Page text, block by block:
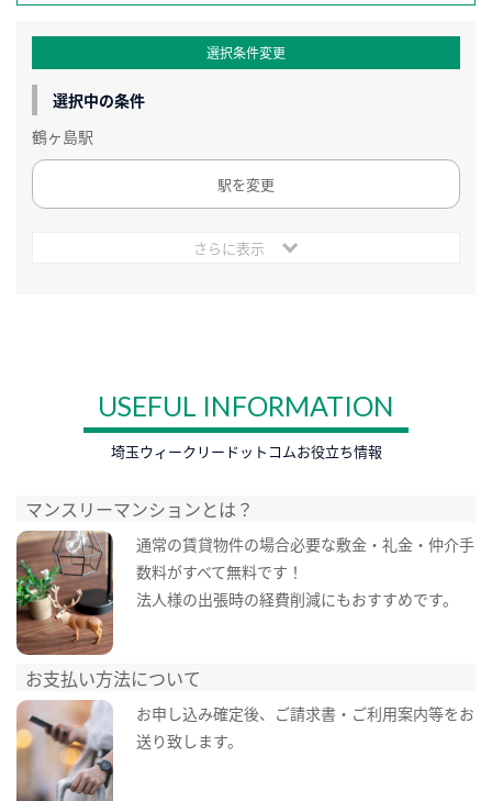
選択条件変更
選択中の条件
鶴ヶ島駅
駅を変更
さらに表示
USEFUL INFORMATION
埼玉ウィークリードットコムお役立ち情報
マンスリーマンションとは？
通常の賃貸物件の場合必要な敷金・礼金・仲介手
数料がすべて無料です！
法人様の出張時の経費削減にもおすすめです。
お支払い方法について
お申し込み確定後、ご請求書・ご利用案内等をお
送り致します。